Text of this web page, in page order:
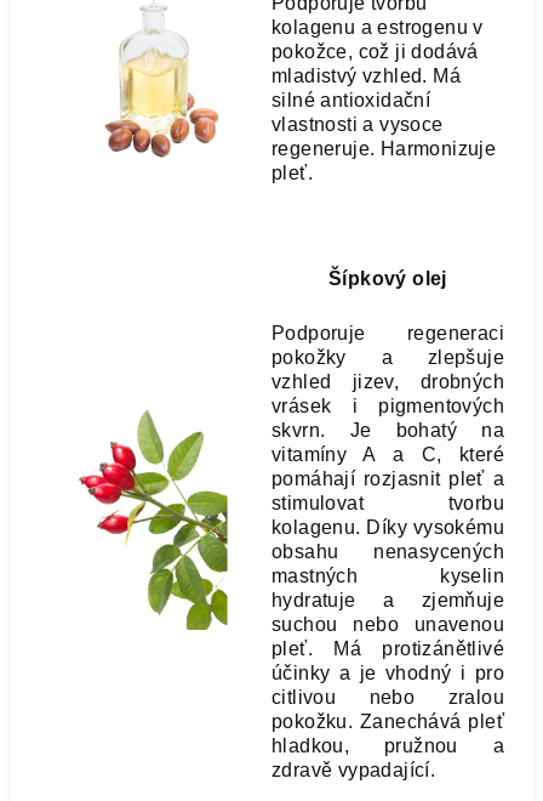
kolagenu a estrogenu v
pokožce, což ji dodává
mladistvý vzhled. Má
silné antioxidační
vlastnosti a vysoce
regeneruje. Harmonizuje
pleť.
Šípkový olej
Podporuje regeneraci
pokožky a zlepšuje
vzhled jizev, drobných
vrásek i pigmentových
skvrn. Je bohatý na
vitamíny A a C, které
pomáhají rozjasnit pleť a
stimulovat tvorbu
kolagenu. Díky vysokému
obsahu nenasycených
mastných kyselin
hydratuje a zjemňuje
suchou nebo unavenou
pleť. Má protizánětlivé
účinky a je vhodný i pro
citlivou nebo zralou
pokožku. Zanechává pleť
hladkou, pružnou a
zdravě vypadající.